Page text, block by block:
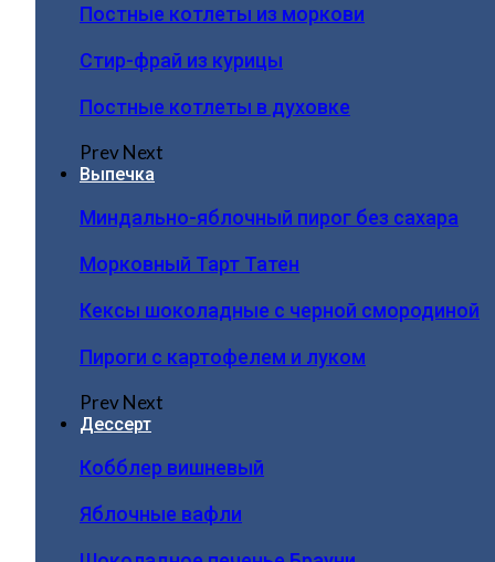
Постные котлеты из моркови
Стир-фрай из курицы
Постные котлеты в духовке
PrevNext
Выпечка
Миндально-яблочный пирог без сахара
Морковный Тарт Татен
Кексы шоколадные с черной смородиной
Пироги c картофелем и луком
PrevNext
Дессерт
Кобблер вишневый
Яблочные вафли